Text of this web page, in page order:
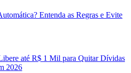
Entenda as Regras e Evite
até R$ 1 Mil para Quitar Dívidas
2026